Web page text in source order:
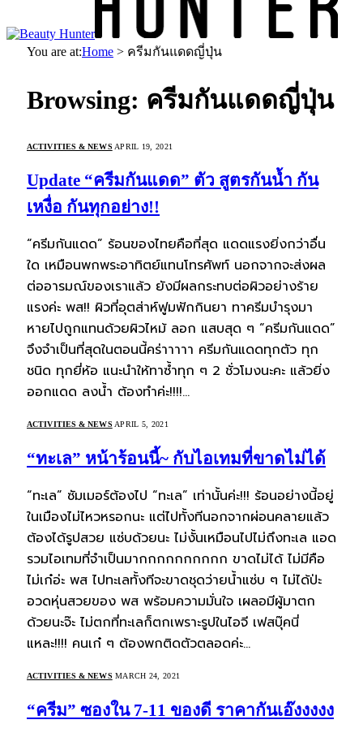
You are at:Home > ครีมกันแดดญี่ปุ่น
Browsing: ครีมกันแดดญี่ปุ่น
ACTIVITIES & NEWS APRIL 19, 2021
Update “ครีมกันแดด” ตัว สูตรกันน้ำ กัน
เหงื่อ กันทุกอย่าง!!
“ครีมกันแดด” ร้อนของไทยคือที่สุด แดดแรงยิ่งกว่าอื่น
ใด เหมือนพกพระอาทิตย์แทนโทรศัพท์ นอกจากจะส่งผล
ต่ออารมณ์ของเราแล้ว ยังมีผลกระทบต่อผิวอย่างร้าย
แรงค่ะ พส!! ผิวที่อุตส่าห์ฟูมฟักกินยา ทาครีมบำรุงมา
หายไปถูกแทนด้วยผิวไหม้ ลอก แสบสุด ๆ “ครีมกันแดด”
จึงจำเป็นที่สุดในตอนนี้คร่าาาาา ครีมกันแดดทุกตัว ทุก
ชนิด ทุกยี่ห้อ แนะนำให้ทาซ้ำทุก ๆ 2 ชั่วโมงนะคะ แล้วยิ่ง
ออกแดด ลงน้ำ ต้องทำค่ะ!!!!…
ACTIVITIES & NEWS APRIL 5, 2021
“ทะเล” หน้าร้อนนี้~ กับไอเทมที่ขาดไม่ได้
“ทะเล” ซัมเมอร์ต้องไป “ทะเล” เท่านั้นค่ะ!!! ร้อนอย่างนี้อยู่
ในเมืองไม่ไหวหรอกนะ แต่ไปทั้งทีนอกจากผ่อนคลายแล้ว
ต้องได้รูปสวย แซ่บด้วยนะ ไม่งั้นเหมือนไปไม่ถึงทะเล แอด
รวมไอเทมที่จำเป็นมากกกกกกกกกก ขาดไม่ได้ ไม่มีคือ
ไม่เก๋อ่ะ พส ไปทะเลทั้งทีจะขาดชุดว่ายน้ำแซ่บ ๆ ไม่ได้ป่ะ
อวดหุ่นสวยของ พส พร้อมความมั่นใจ เผลอมีผู้มาตก
ด้วยนะจ๊ะ ไม่ตกที่ทะเลก็ตกเพราะรูปในไอจี เฟสบุ๊คนี่
แหละ!!!! คนเก๋ ๆ ต้องพกติดตัวตลอดค่ะ…
ACTIVITIES & NEWS MARCH 24, 2021
“ครีม” ซองใน 7-11 ของดี ราคากันเอ๊งงงงง